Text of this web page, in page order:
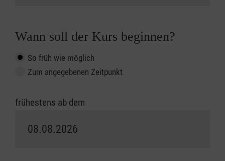
Wann soll der Kurs beginnen?
So früh wie möglich
Zum angegebenen Zeitpunkt
frühestens ab dem